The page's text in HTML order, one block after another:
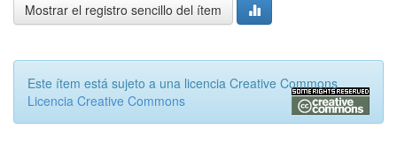
Mostrar el registro sencillo del ítem
Este ítem está sujeto a una licencia Creative Commons
Licencia Creative Commons